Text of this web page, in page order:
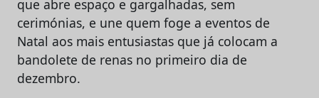
que abre espaço e gargalhadas, sem
cerimónias, e une quem foge a eventos de
Natal aos mais entusiastas que já colocam a
bandolete de renas no primeiro dia de
dezembro.